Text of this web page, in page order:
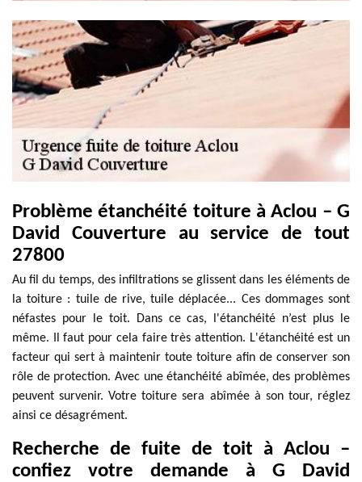
Problème étanchéité toiture à Aclou – G
David Couverture au service de tout
27800
Au fil du temps, des infiltrations se glissent dans les éléments de
la toiture : tuile de rive, tuile déplacée... Ces dommages sont
néfastes pour le toit. Dans ce cas, l'étanchéité n’est plus le
même. Il faut pour cela faire très attention. L'étanchéité est un
facteur qui sert à maintenir toute toiture afin de conserver son
rôle de protection. Avec une étanchéité abîmée, des problèmes
peuvent survenir. Votre toiture sera abîmée à son tour, réglez
ainsi ce désagrément.
Recherche de fuite de toit à Aclou –
confiez votre demande à G David